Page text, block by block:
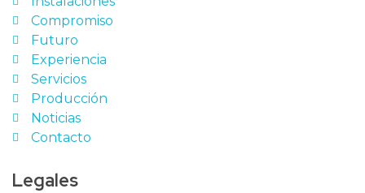
Compromiso
Futuro
Experiencia
Servicios
Producción
Noticias
Contacto
Legales